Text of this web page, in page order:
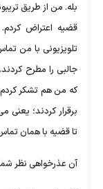
بله. من از طریق
قضیه اعتراض
تلویزیونی با من
جالبی را مطرح
که من هم تشکر
برقرار کردند؛ یعنی
تا قضیه با همان
آن عذرخواهی نظر شما